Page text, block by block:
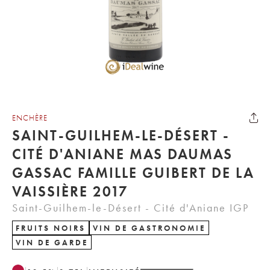
ENCHÈRE
SAINT-GUILHEM-LE-DÉSERT -
CITÉ D'ANIANE MAS DAUMAS
GASSAC FAMILLE GUIBERT DE LA
VAISSIÈRE 2017
Saint-Guilhem-le-Désert - Cité d'Aniane IGP
FRUITS NOIRS
VIN DE GASTRONOMIE
VIN DE GARDE